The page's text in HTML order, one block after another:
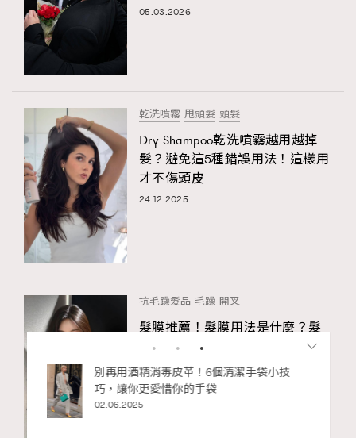
05.03.2026
乾洗噴霧 甩頭髮 頭髮
Dry Shampoo乾洗噴霧越用越掉
髮？避免這5種錯誤用法！這樣用
才不傷頭皮
24.12.2025
抗毛躁髮品 毛躁 開叉
髮膜推薦！髮膜用法是什麼？髮
膜多久用一次？一文分析髮膜助
你修復受損髮絲
06.05.2026